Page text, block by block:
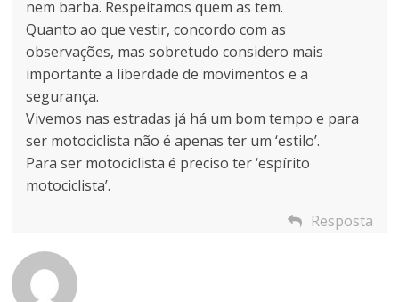
nem barba. Respeitamos quem as tem.
Quanto ao que vestir, concordo com as
observações, mas sobretudo considero mais
importante a liberdade de movimentos e a
segurança.
Vivemos nas estradas já há um bom tempo e para
ser motociclista não é apenas ter um ‘estilo’.
Para ser motociclista é preciso ter ‘espírito
motociclista’.
Resposta